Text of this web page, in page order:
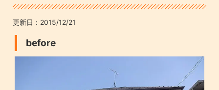
更新日： 2015/12/21
before